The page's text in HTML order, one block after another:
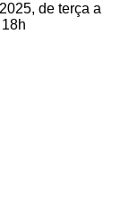
de terça a